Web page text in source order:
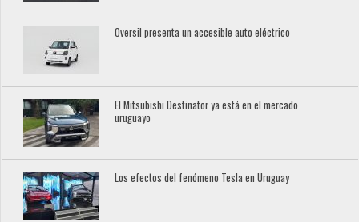
Oversil presenta un accesible auto eléctrico
El Mitsubishi Destinator ya está en el mercado
uruguayo
Los efectos del fenómeno Tesla en Uruguay